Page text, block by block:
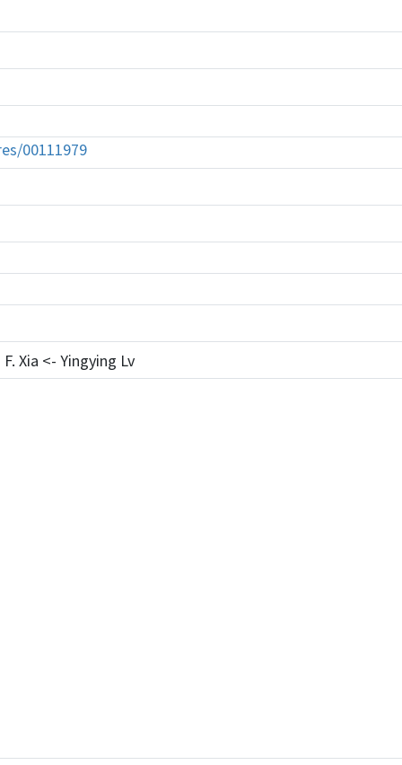
00111979
Xia <- Yingying Lv